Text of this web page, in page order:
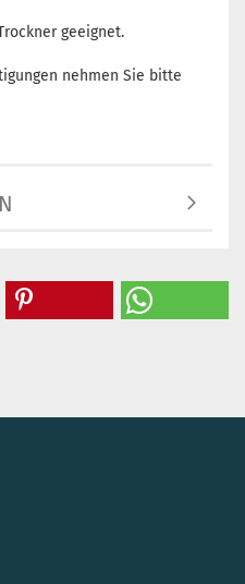
geeignet.
nehmen Sie bitte